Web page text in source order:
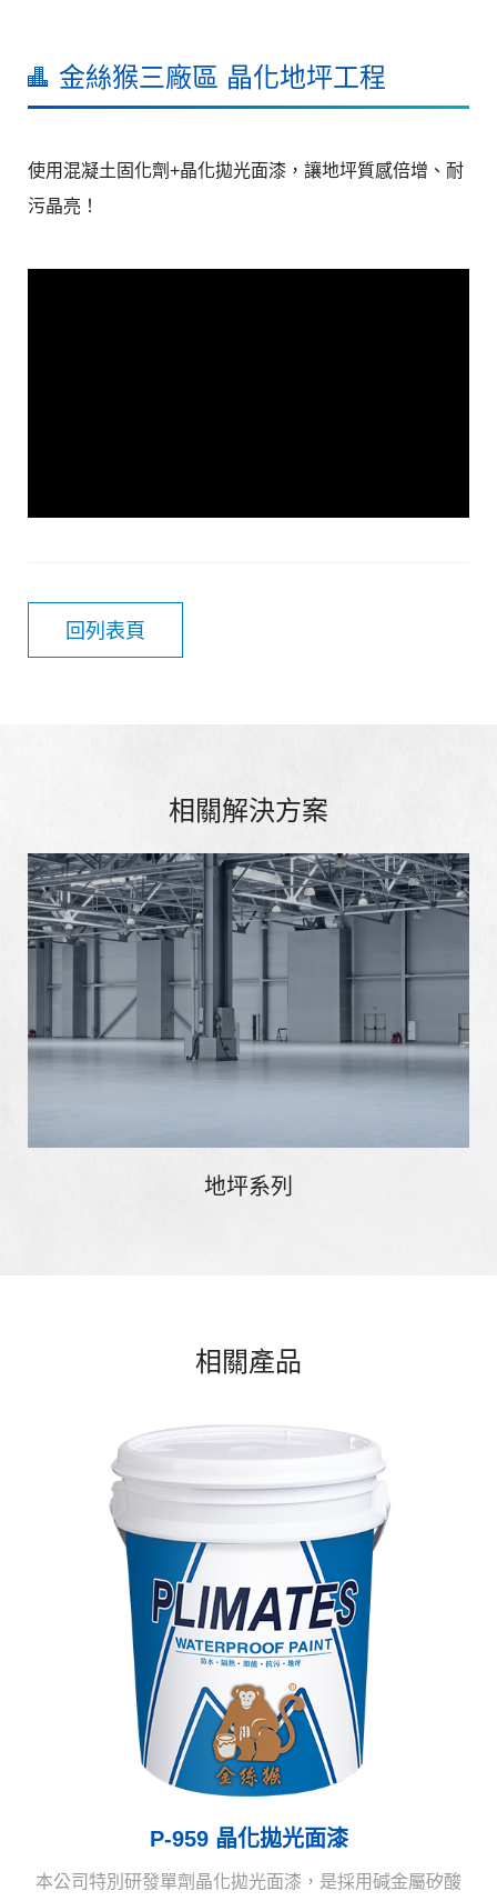
金絲猴三廠區 晶化地坪工程
使用混凝土固化劑+晶化拋光面漆，讓地坪質感倍增、耐
污晶亮！
回列表頁
相關解決方案
地坪系列
相關產品
P-959 晶化拋光面漆
本公司特別研發單劑晶化拋光面漆，是採用碱金屬矽酸